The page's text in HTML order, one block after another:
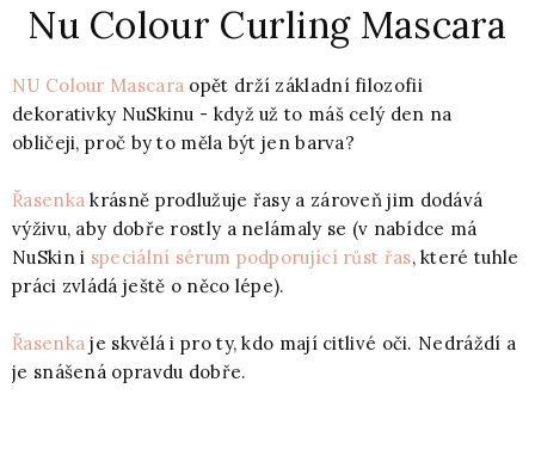
Nu Colour Curling Mascara
NU Colour Mascara opět drží základní filozofii
dekorativky NuSkinu - když už to máš celý den na
obličeji, proč by to měla být jen barva?
Řasenka krásně prodlužuje řasy a zároveň jim dodává
výživu, aby dobře rostly a nelámaly se (v nabídce má
NuSkin i speciální sérum podporující růst řas, které tuhle
práci zvládá ještě o něco lépe).
Řasenka je skvělá i pro ty, kdo mají citlivé oči. Nedráždí a
je snášená opravdu dobře.